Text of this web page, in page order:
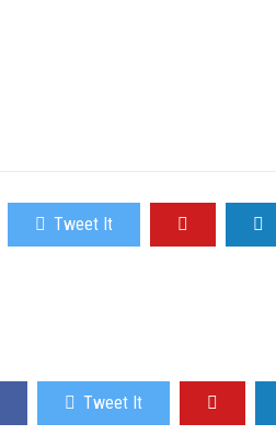
Tweet It
Tweet It